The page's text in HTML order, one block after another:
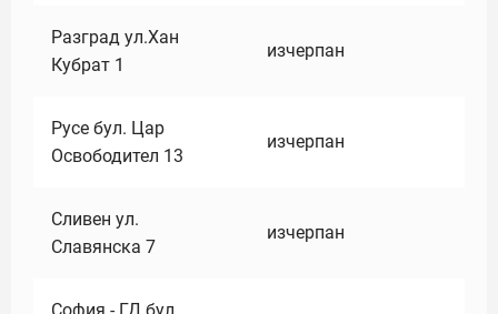
Разград ул.Хан
Кубрат 1
изчерпан
Русе бул. Цар
Освободител 13
изчерпан
Сливен ул.
Славянска 7
изчерпан